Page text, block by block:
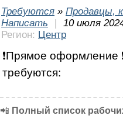
Требуются » Продавцы,
Написать
|
10 июля
Регион: Центр
❗Прямое оформление
требуются:
📲 Полный список